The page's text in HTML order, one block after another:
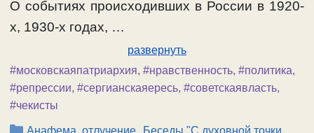
О событиях происходивших в России в 1920-
х, 1930-х годах, …
развернуть
#московскаяпатриархия, #нравственность, #политика,
#репрессии, #сергианскаяересь, #советскаявласть,
#чекисты
Рубрики
Анафема, отлучение, Беседы "С духовной точки